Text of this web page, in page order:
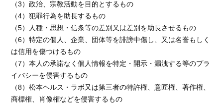
（3）政治、宗教活動を目的とするもの
（4）犯罪行為を助長するもの
（5）人種・思想・信条等の差別又は差別を助長させるもの
（6）特定の個人、企業、団体等を誹謗中傷し、又は名誉もしく
は信用を傷つけるもの
（7）本人の承諾なく個人情報を特定・開示・漏洩する等のプラ
イバシーを侵害するもの
（8）松本ヘルス・ラボ又は第三者の特許権、意匠権、著作権、
商標権、肖像権などを侵害するもの